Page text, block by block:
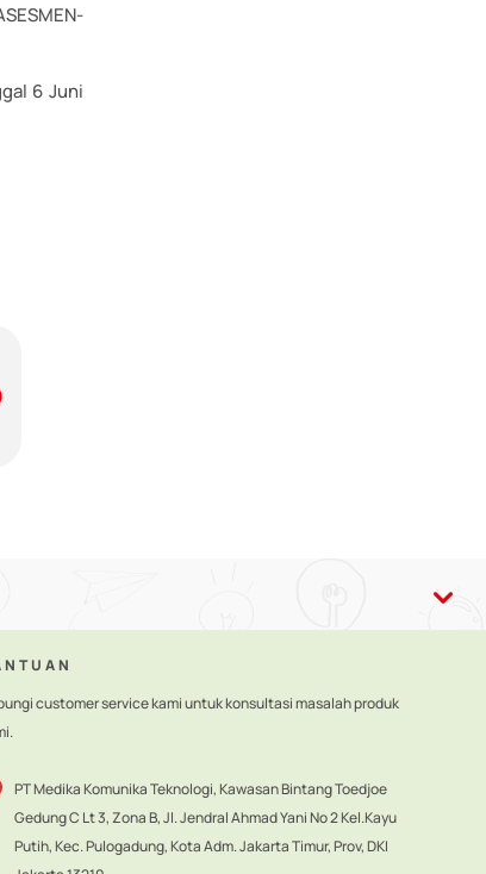
6 Juni
customer service kami untuk konsultasi masalah produk
PT Medika Komunika Teknologi, Kawasan Bintang Toedjoe
Gedung C Lt 3, Zona B, Jl. Jendral Ahmad Yani No 2 Kel.Kayu
Putih, Kec. Pulogadung, Kota Adm. Jakarta Timur, Prov, DKI